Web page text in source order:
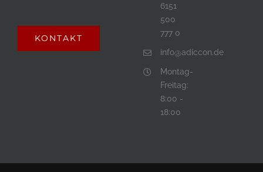
KONTAKT
6151
500
777 0
info@adiccon.de
Montag-
Freitag:
8:00 -
18:00